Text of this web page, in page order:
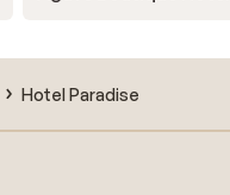
Hotel Paradise